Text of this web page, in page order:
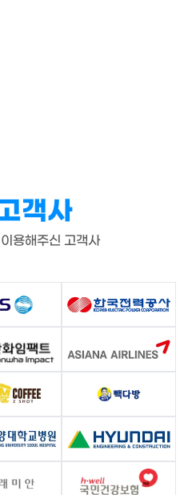
객사
용해주신 고객사